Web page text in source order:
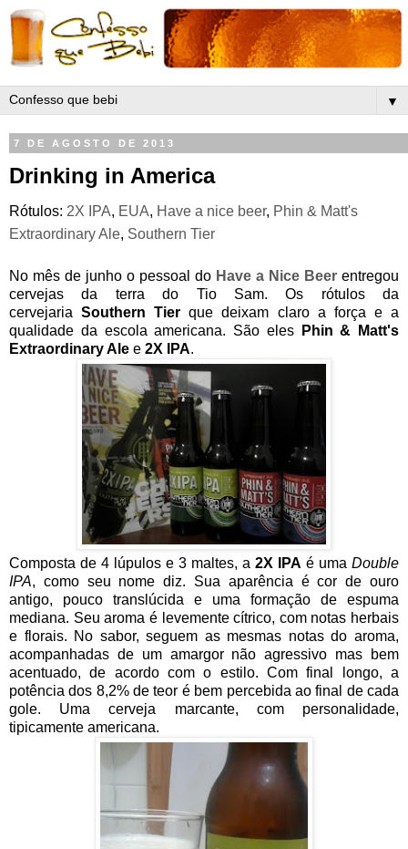
▼
7 DE AGOSTO DE 2013
Drinking in America
Rótulos: 2X IPA, EUA, Have a nice beer, Phin & Matt's
Extraordinary Ale, Southern Tier
No mês de junho o pessoal do Have a Nice Beer entregou
cervejas da terra do Tio Sam. Os rótulos da
cervejariaSouthern Tierque deixam claro a força e a
qualidade da escola americana. São eles
Phin & Matt's
Extraordinary Ale e 2X IPA.
Composta de 4 lúpulos e 3 maltes, a 2X IPA é uma Double
IPA, como seu nome diz. Sua aparência é cor de ouro
antigo, pouco translúcida e uma formação de espuma
mediana. Seu aroma é levemente cítrico, com notas herbais
e florais. No sabor, seguem as mesmas notas do aroma,
acompanhadas de um amargor não agressivo mas bem
acentuado, de acordo com o estilo. Com final longo, a
potência dos 8,2% de teor é bem percebida ao final de cada
gole. Uma cerveja marcante, com personalidade,
tipicamente americana.